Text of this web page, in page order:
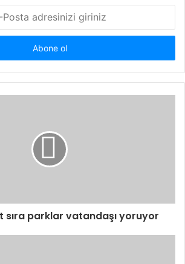
sıra parklar vatandaşı yoruyor